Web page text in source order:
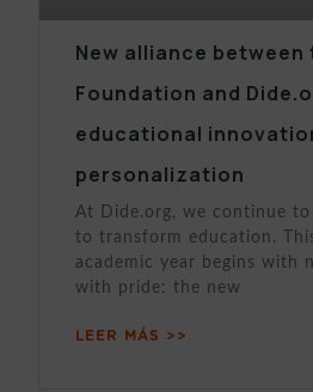
New alliance between
Foundation and
educational
personalization
At Dide.org, we continue
to transform education.
academic year begins with
with pride: the new
LEER MÁS >>